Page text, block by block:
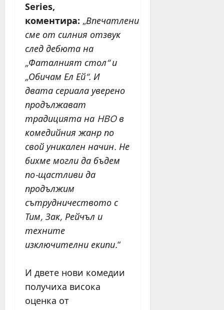
Series,
коментира: „Впечатлени
сме от силния отзвук
след дебюта на
„Фаталният стол“ и
„Обичам Ел Ей“. И
двата сериала уверено
продължават
традицията на HBO в
комедийния жанр по
свой уникален начин. Не
бихме могли да бъдем
по-щастливи да
продължим
сътрудничеството с
Тим, Зак, Рейчъл и
техните
изключителни екипи.“
И двете нови комедии
получиха висока
оценка от